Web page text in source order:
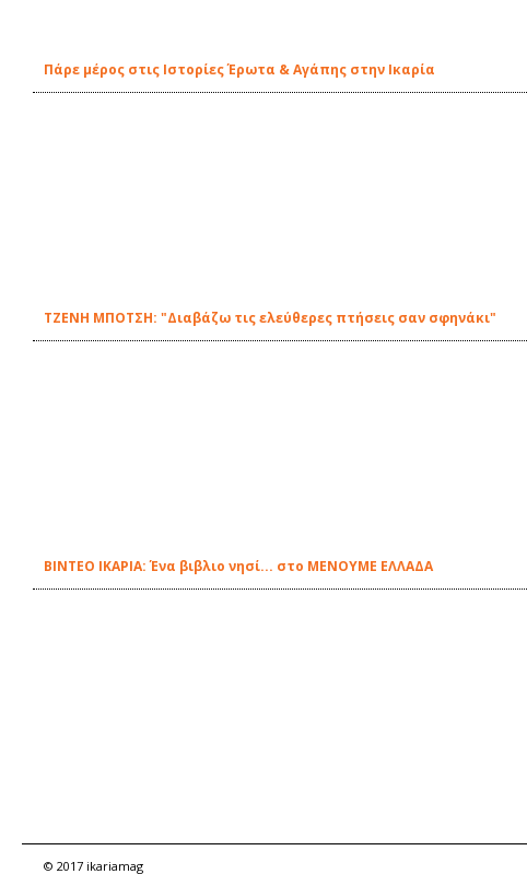
Πάρε μέρος στις Ιστορίες Έρωτα & Αγάπης στην Ικαρία
ΤΖΕΝΗ ΜΠΟΤΣΗ: "Διαβάζω τις ελεύθερες πτήσεις σαν σφηνάκι"
ΒΙΝΤΕΟ ΙΚΑΡΙΑ: Ένα βιβλιο νησί... στο ΜΕΝΟΥΜΕ ΕΛΛΑΔΑ
© 2017 ikariamag